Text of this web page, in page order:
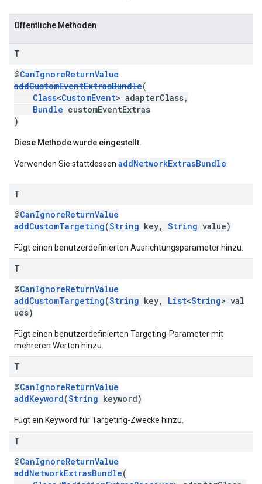
Öffentliche Methoden
T
@CanIgnoreReturnValue
addCustomEventExtrasBundle(
Class<CustomEvent> adapterClass,
Bundle customEventExtras
)
Diese Methode wurde eingestellt.
Verwenden Sie stattdessen addNetworkExtrasBundle
T
@CanIgnoreReturnValue
addCustomTargeting(String key, String value)
Fügt einen benutzerdefinierten Ausrichtungsparameter hinzu.
T
@CanIgnoreReturnValue
addCustomTargeting(String key, List<String> val
ues)
Fügt einen benutzerdefinierten Targeting-Parameter mit
mehreren Werten hinzu.
T
@CanIgnoreReturnValue
addKeyword(String keyword)
Fügt ein Keyword für Targeting-Zwecke hinzu.
T
@CanIgnoreReturnValue
addNetworkExtrasBundle(